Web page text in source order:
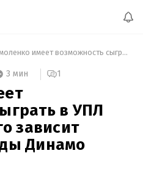
Ярмоленко имеет возможность сыграть в УПЛ 2026/27 –от чего зависит будущее легенды Динамо
3 мин 1
в УПЛ
зависит
Динамо